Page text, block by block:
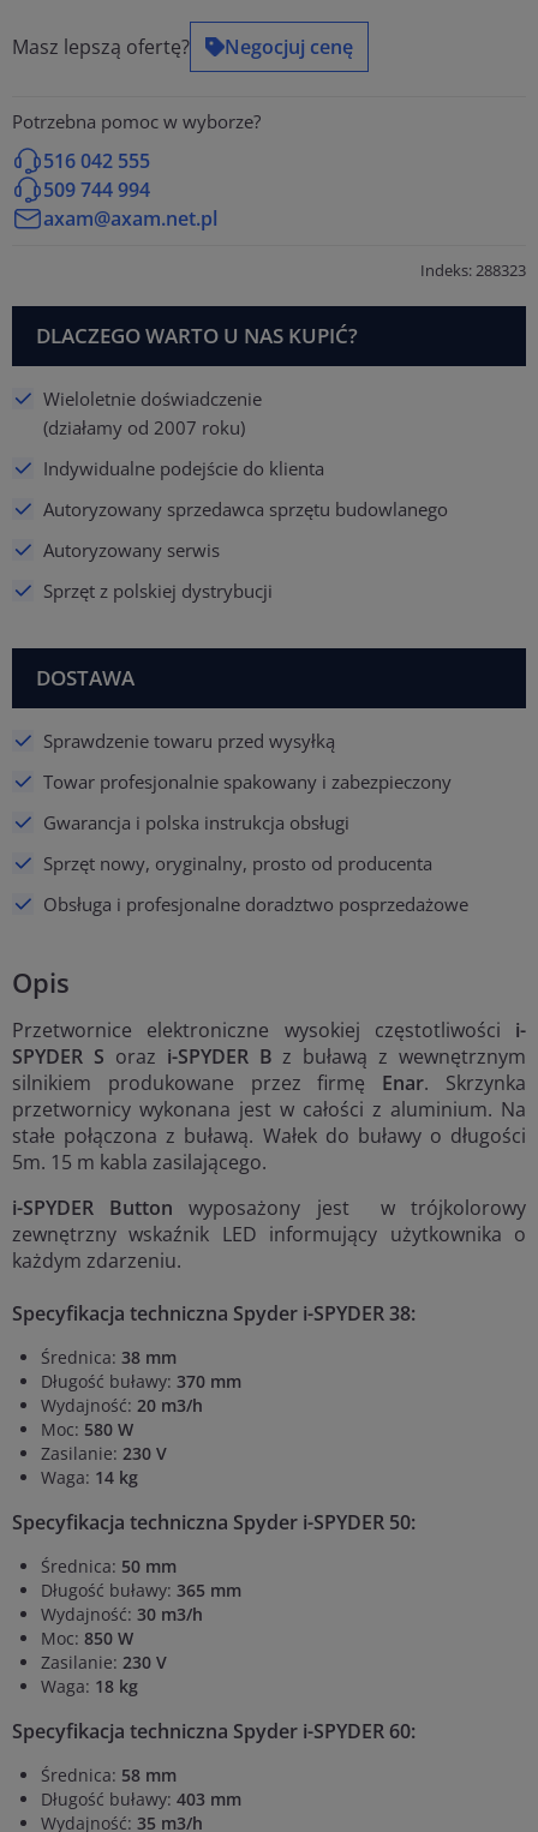
Masz lepszą ofertę? Negocjuj cenę
Potrzebna pomoc w wyborze?
516 042 555
509 744 994
axam@axam.net.pl
Indeks: 288323
DLACZEGO WARTO U NAS KUPIĆ?
Wieloletnie doświadczenie
(działamy od 2007 roku)
Indywidualne podejście do klienta
Autoryzowany sprzedawca sprzętu budowlanego
Autoryzowany serwis
Sprzęt z polskiej dystrybucji
DOSTAWA
Sprawdzenie towaru przed wysyłką
Towar profesjonalnie spakowany i zabezpieczony
Gwarancja i polska instrukcja obsługi
Sprzęt nowy, oryginalny, prosto od producenta
Obsługa i profesjonalne doradztwo posprzedażowe
Opis
Przetwornice elektroniczne wysokiej częstotliwości i-
SPYDER S oraz i-SPYDER B z buławą z wewnętrznym
silnikiem produkowane przez firmę Enar. Skrzynka
przetwornicy wykonana jest w całości z aluminium. Na
stałe połączona z buławą. Wałek do buławy o długości
5m. 15 m kabla zasilającego.
i-SPYDER Button wyposażony jest w trójkolorowy
zewnętrzny wskaźnik LED informujący użytkownika o
każdym zdarzeniu.
Specyfikacja techniczna Spyder i-SPYDER 38:
Średnica: 38 mm
Długość buławy: 370 mm
Wydajność: 20 m3/h
Moc: 580 W
Zasilanie: 230 V
Waga: 14 kg
Specyfikacja techniczna Spyder i-SPYDER 50:
Średnica: 50 mm
Długość buławy: 365 mm
Wydajność: 30 m3/h
Moc: 850 W
Zasilanie: 230 V
Waga: 18 kg
Specyfikacja techniczna Spyder i-SPYDER 60:
Średnica: 58 mm
Długość buławy: 403 mm
Wydajność: 35 m3/h